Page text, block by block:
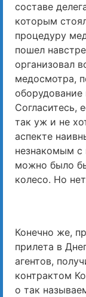
составе
которым
процедуру
пошел
организовал
медосмотра,
оборудование
Согласитесь,
так уж и не
аспекте
незнакомым
можно было
колесо. Но
Конечно же,
прилета в
агентов,
контрактом
о так